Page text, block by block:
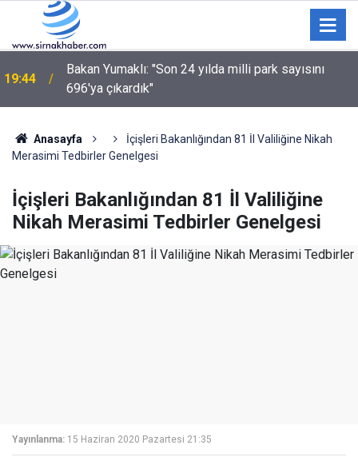
19:44
Bakan Yumaklı: "Son 24 yılda milli park sayısını
696'ya çıkardık"
Anasayfa
İçişleri Bakanlığından 81 İl Valiliğine Nikah
Merasimi Tedbirler Genelgesi
İçişleri Bakanlığından 81 İl Valiliğine
Nikah Merasimi Tedbirler Genelgesi
Yayınlanma: 15 Haziran 2020 Pazartesi 21:35